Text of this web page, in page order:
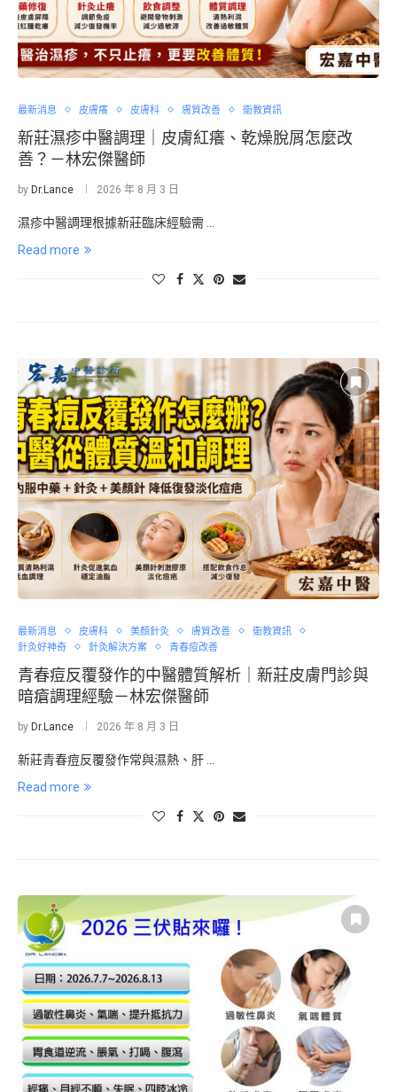
最新消息 皮膚癢 皮膚科 膚質改善 衛教資訊
新莊濕疹中醫調理｜皮膚紅癢、乾燥脫屑怎麼改
善？－林宏傑醫師
by Dr.Lance 2026 年 8 月 3 日
濕疹中醫調理根據新莊臨床經驗需 …
Read more
最新消息 皮膚科 美顏針灸 膚質改善
衛教資訊
針灸好神奇
針灸解決方案 青春痘改善
青春痘反覆發作的中醫體質解析｜新莊皮膚門診與
暗瘡調理經驗－林宏傑醫師
by Dr.Lance 2026 年 8 月 3 日
新莊青春痘反覆發作常與濕熱、肝 …
Read more